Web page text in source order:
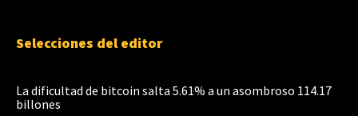
Selecciones del editor
La dificultad de bitcoin salta 5.61% a un asombroso 114.17
billones